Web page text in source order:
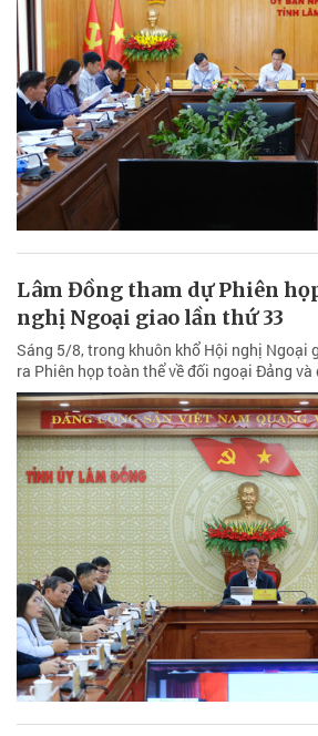
Lâm Đồng tham dự Phiên
nghị Ngoại giao lần thứ 33
Sáng 5/8, trong khuôn khổ Hội nghị Ngoại
ra Phiên họp toàn thể về đối ngoại Đảng